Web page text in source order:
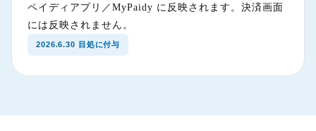
ペイディアプリ／MyPaidy に反映されます。決済画面
には反映されません。
2026.6.30 目処に付与